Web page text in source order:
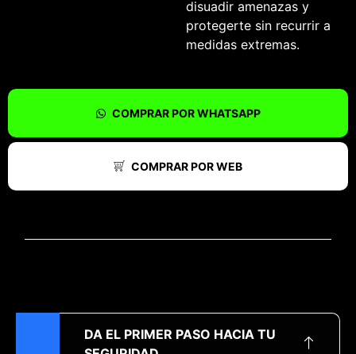
disuadir amenazas y
protegerte sin recurrir a
medidas extremas.
COMPRAR POR WHATSAPP
COMPRAR POR WEB
DA EL PRIMER PASO HACIA TU